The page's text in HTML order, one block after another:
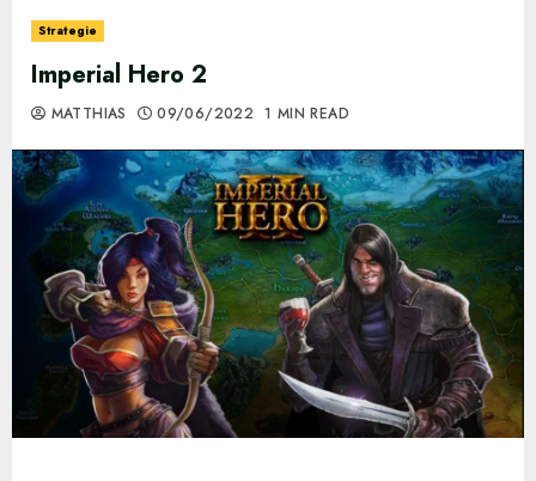
Strategie
Imperial Hero 2
MATTHIAS 09/06/2022 1 MIN READ